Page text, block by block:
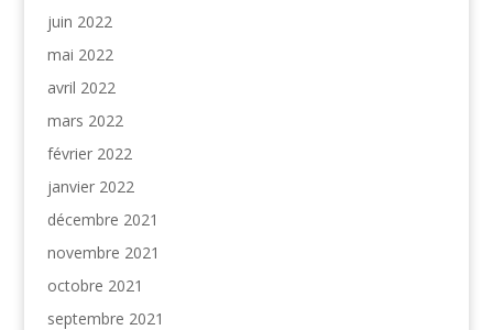
juin 2022
mai 2022
avril 2022
mars 2022
février 2022
janvier 2022
décembre 2021
novembre 2021
octobre 2021
septembre 2021